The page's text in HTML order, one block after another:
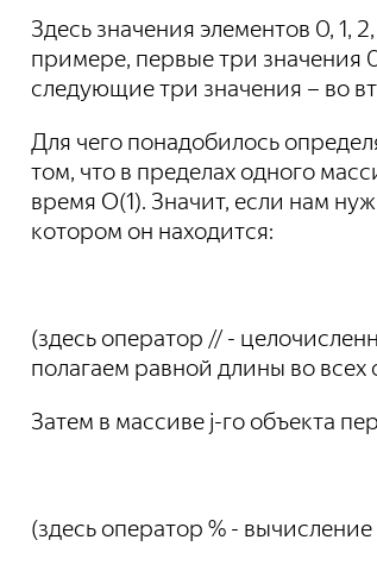
Здесь значения элементов 0, 1,
примере, первые три значения
следующие три значения – во
Для чего понадобилось
том, что в пределах одного
время O(1). Значит, если нам
котором он находится:
(здесь оператор // -
полагаем равной длины во всех
Затем в массиве j-го объекта
(здесь оператор % -